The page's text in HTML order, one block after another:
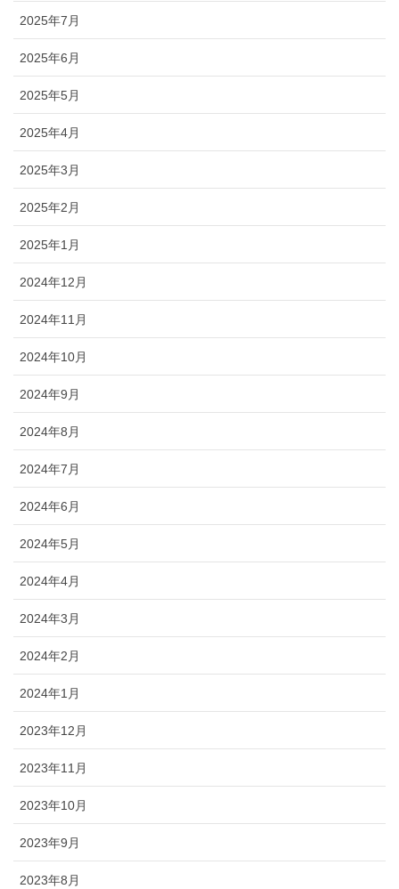
2025年7月
2025年6月
2025年5月
2025年4月
2025年3月
2025年2月
2025年1月
2024年12月
2024年11月
2024年10月
2024年9月
2024年8月
2024年7月
2024年6月
2024年5月
2024年4月
2024年3月
2024年2月
2024年1月
2023年12月
2023年11月
2023年10月
2023年9月
2023年8月